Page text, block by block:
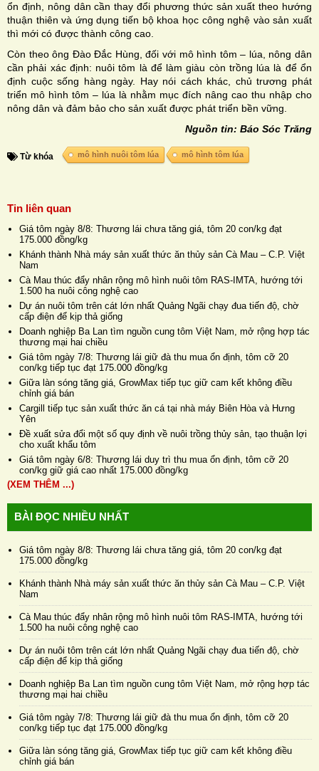
ổn định, nông dân cần thay đổi phương thức sản xuất theo hướng
thuận thiên và ứng dụng tiến bộ khoa học công nghệ vào sản xuất
thì mới có được thành công cao.
Còn theo ông Đào Đắc Hùng, đối với mô hình tôm – lúa, nông dân
cần phải xác định: nuôi tôm là để làm giàu còn trồng lúa là để ổn
định cuộc sống hàng ngày. Hay nói cách khác, chủ trương phát
triển mô hình tôm – lúa là nhằm mục đích nâng cao thu nhập cho
nông dân và đảm bảo cho sản xuất được phát triển bền vững.
Nguồn tin: Báo Sóc Trăng
Từ khóa mô hình nuôi tôm lúa mô hình tôm lúa
Tin liên quan
Giá tôm ngày 8/8: Thương lái chưa tăng giá, tôm 20 con/kg đạt
175.000 đồng/kg
Khánh thành Nhà máy sản xuất thức ăn thủy sản Cà Mau – C.P. Việt
Nam
Cà Mau thúc đẩy nhân rộng mô hình nuôi tôm RAS-IMTA, hướng tới
1.500 ha nuôi công nghệ cao
Dự án nuôi tôm trên cát lớn nhất Quảng Ngãi chạy đua tiến độ, chờ
cấp điện để kịp thả giống
Doanh nghiệp Ba Lan tìm nguồn cung tôm Việt Nam, mở rộng hợp tác
thương mại hai chiều
Giá tôm ngày 7/8: Thương lái giữ đà thu mua ổn định, tôm cỡ 20
con/kg tiếp tục đạt 175.000 đồng/kg
Giữa làn sóng tăng giá, GrowMax tiếp tục giữ cam kết không điều
chỉnh giá bán
Cargill tiếp tục sản xuất thức ăn cá tại nhà máy Biên Hòa và Hưng
Yên
Đề xuất sửa đổi một số quy định về nuôi trồng thủy sản, tạo thuận lợi
cho xuất khẩu tôm
Giá tôm ngày 6/8: Thương lái duy trì thu mua ổn định, tôm cỡ 20
con/kg giữ giá cao nhất 175.000 đồng/kg
(XEM THÊM ...)
BÀI ĐỌC NHIỀU NHẤT
Giá tôm ngày 8/8: Thương lái chưa tăng giá, tôm 20 con/kg đạt
175.000 đồng/kg
Khánh thành Nhà máy sản xuất thức ăn thủy sản Cà Mau – C.P. Việt
Nam
Cà Mau thúc đẩy nhân rộng mô hình nuôi tôm RAS-IMTA, hướng tới
1.500 ha nuôi công nghệ cao
Dự án nuôi tôm trên cát lớn nhất Quảng Ngãi chạy đua tiến độ, chờ
cấp điện để kịp thả giống
Doanh nghiệp Ba Lan tìm nguồn cung tôm Việt Nam, mở rộng hợp tác
thương mại hai chiều
Giá tôm ngày 7/8: Thương lái giữ đà thu mua ổn định, tôm cỡ 20
con/kg tiếp tục đạt 175.000 đồng/kg
Giữa làn sóng tăng giá, GrowMax tiếp tục giữ cam kết không điều
chỉnh giá bán